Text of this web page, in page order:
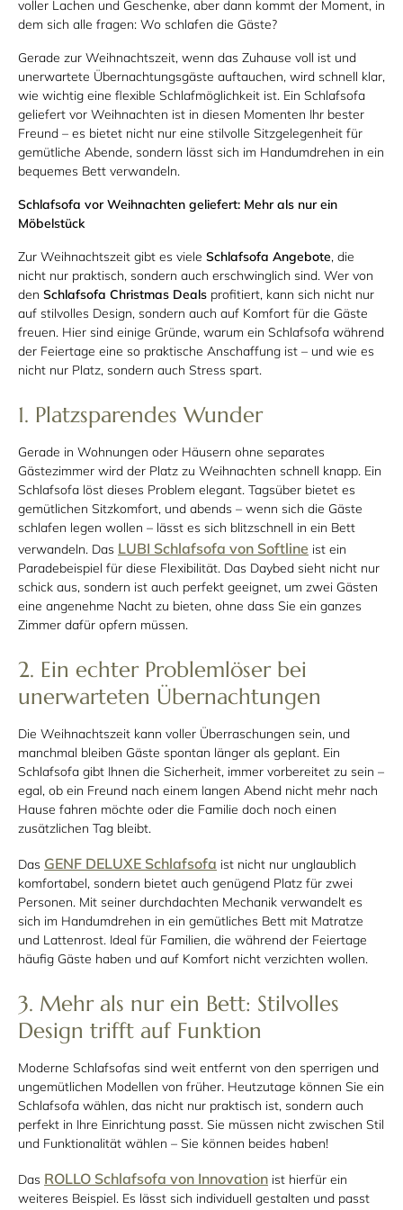
voller Lachen und Geschenke, aber dann kommt der Moment, in
dem sich alle fragen: Wo schlafen die Gäste?
Gerade zur Weihnachtszeit, wenn das Zuhause voll ist und
unerwartete Übernachtungsgäste auftauchen, wird schnell klar,
wie wichtig eine flexible Schlafmöglichkeit ist. Ein Schlafsofa
geliefert vor Weihnachten ist in diesen Momenten Ihr bester
Freund – es bietet nicht nur eine stilvolle Sitzgelegenheit für
gemütliche Abende, sondern lässt sich im Handumdrehen in ein
bequemes Bett verwandeln.
Schlafsofa vor Weihnachten geliefert: Mehr als nur ein
Möbelstück
Zur Weihnachtszeit gibt es viele Schlafsofa Angebote, die
nicht nur praktisch, sondern auch erschwinglich sind. Wer von
den Schlafsofa Christmas Deals profitiert, kann sich nicht nur
auf stilvolles Design, sondern auch auf Komfort für die Gäste
freuen. Hier sind einige Gründe, warum ein Schlafsofa während
der Feiertage eine so praktische Anschaffung ist – und wie es
nicht nur Platz, sondern auch Stress spart.
1. Platzsparendes Wunder
Gerade in Wohnungen oder Häusern ohne separates
Gästezimmer wird der Platz zu Weihnachten schnell knapp. Ein
Schlafsofa löst dieses Problem elegant. Tagsüber bietet es
gemütlichen Sitzkomfort, und abends – wenn sich die Gäste
schlafen legen wollen – lässt es sich blitzschnell in ein Bett
verwandeln. Das LUBI Schlafsofa von Softline ist ein
Paradebeispiel für diese Flexibilität. Das Daybed sieht nicht nur
schick aus, sondern ist auch perfekt geeignet, um zwei Gästen
eine angenehme Nacht zu bieten, ohne dass Sie ein ganzes
Zimmer dafür opfern müssen.
2. Ein echter Problemlöser bei
unerwarteten Übernachtungen
Die Weihnachtszeit kann voller Überraschungen sein, und
manchmal bleiben Gäste spontan länger als geplant. Ein
Schlafsofa gibt Ihnen die Sicherheit, immer vorbereitet zu sein –
egal, ob ein Freund nach einem langen Abend nicht mehr nach
Hause fahren möchte oder die Familie doch noch einen
zusätzlichen Tag bleibt.
Das GENF DELUXE Schlafsofa ist nicht nur unglaublich
komfortabel, sondern bietet auch genügend Platz für zwei
Personen. Mit seiner durchdachten Mechanik verwandelt es
sich im Handumdrehen in ein gemütliches Bett mit Matratze
und Lattenrost. Ideal für Familien, die während der Feiertage
häufig Gäste haben und auf Komfort nicht verzichten wollen.
3. Mehr als nur ein Bett: Stilvolles
Design trifft auf Funktion
Moderne Schlafsofas sind weit entfernt von den sperrigen und
ungemütlichen Modellen von früher. Heutzutage können Sie ein
Schlafsofa wählen, das nicht nur praktisch ist, sondern auch
perfekt in Ihre Einrichtung passt. Sie müssen nicht zwischen Stil
und Funktionalität wählen – Sie können beides haben!
Das ROLLO Schlafsofa von Innovation ist hierfür ein
weiteres Beispiel. Es lässt sich individuell gestalten und passt